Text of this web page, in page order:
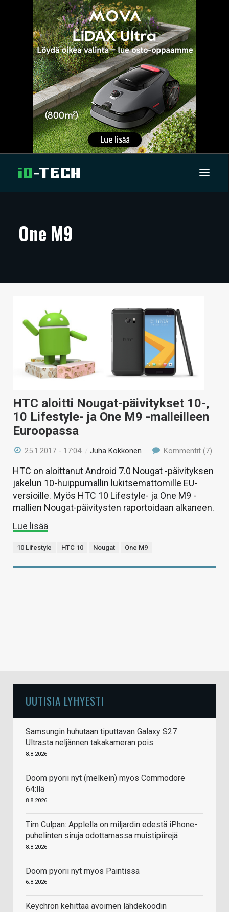
ARTIKKELIT
TECHBBS
HINTA.FI
VAIHDA TEEMA
HAKU
One M9
HTC aloitti Nougat-päivitykset 10-,
10 Lifestyle- ja One M9 -malleilleen
Euroopassa
25.1.2017 - 17:04 /Juha Kokkonen Kommentit (7)
HTC on aloittanut Android 7.0 Nougat -päivityksen
jakelun 10-huippumallin lukitsemattomille EU-
versioille. Myös HTC 10 Lifestyle- ja One M9 -
mallien Nougat-päivitysten raportoidaan alkaneen.
Lue lisää
10 Lifestyle HTC 10 Nougat One M9
UUTISIA LYHYESTI
Samsungin huhutaan tiputtavan Galaxy S27
Ultrasta neljännen takakameran pois
8.8.2026
Doom pyörii nyt (melkein) myös Commodore
64:llä
8.8.2026
Tim Culpan: Applella on miljardin edestä iPhone-
puhelinten siruja odottamassa muistipiirejä
8.8.2026
Doom pyörii nyt myös Paintissa
6.8.2026
Keychron kehittää avoimen lähdekoodin